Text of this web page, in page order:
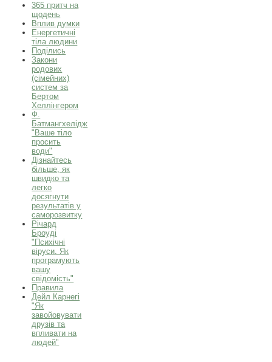
365 притч на
щодень
Вплив думки
Енергетичні
тіла людини
Поділись
Закони
родових
(сімейних)
систем за
Бертом
Хеллінгером
Ф.
Батмангхелідж
"Ваше тіло
просить
води"
Дізнайтесь
більше, як
швидко та
легко
досягнути
результатів у
саморозвитку
Річард
Броуді
"Психічні
віруси. Як
програмують
вашу
свідомість"
Правила
Дейл Карнегі
"Як
завойовувати
друзів та
впливати на
людей"